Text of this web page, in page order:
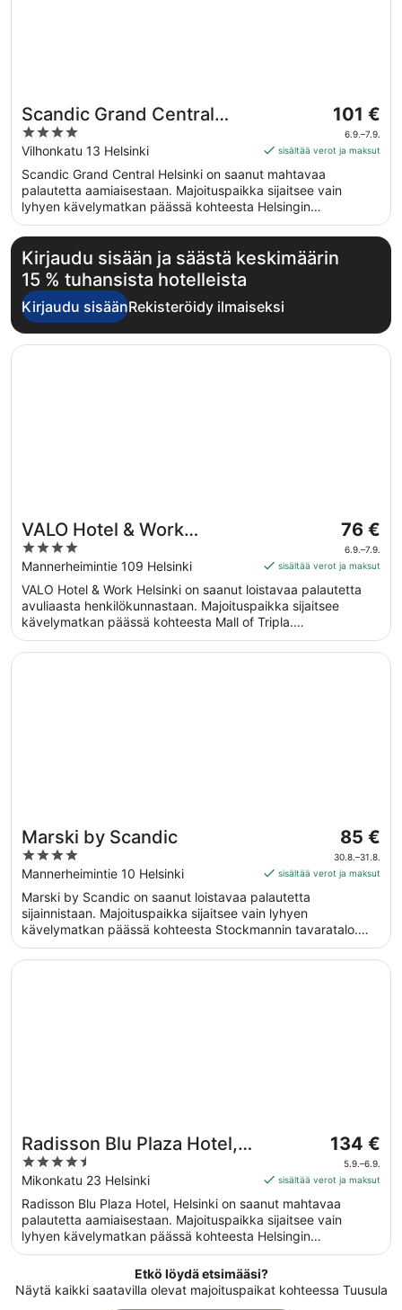
Scandic Grand Central
Helsinki
4
out
of
5
Vilhonkatu 13 Helsinki
Hinta
on
101 €
yö
viiva
7.9.
101 €
6.9.–7.9.
sisältää verot ja maksut
Scandic Grand Central Helsinki on saanut mahtavaa
palautetta aamiaisestaan. Majoituspaikka sijaitsee vain
lyhyen kävelymatkan päässä kohteesta Helsingin
tuomiokirkko. Majoituspaikassa on saatavilla ilmainen Wi-Fi
yleisissä tiloissa, ravintola ja kuntokeskus. Tämän
majoituspaikan tarjoamiin lemmikkipalveluihin kuuluvat
ruoka- ja vesikulhot ja hihnattomaan ulkoiluun tarkoitettu
alue.
Kirjaudu sisään ja säästä keskimäärin
15 % tuhansista hotelleista
Kirjaudu sisäänRekisteröidy ilmaiseksi
VALO Hotel & Work
Helsinki
4
out
of
5
Mannerheimintie 109 Helsinki
Hinta
on
76 €
yö
viiva
76 €
6.9.–7.9.
sisältää verot ja maksut
VALO Hotel & Work Helsinki on saanut loistavaa palautetta
avuliaasta henkilökunnastaan. Majoituspaikka sijaitsee
kävelymatkan päässä kohteesta Mall of Tripla.
Majoituspaikassa on saatavilla ilmainen Wi-Fi yleisissä
tiloissa, sisäuima-allas ja ravintola. Tämän majoituspaikan
Avautuu uuteen ikkunaan
VALO Hotel & Work Helsinki
Marski by Scandic
4
out
of
5
Mannerheimintie 10 Helsinki
Hinta
on
85 €
ajalle
viiva
85 €
30.8.–31.8.
sisältää verot ja maksut
Marski by Scandic on saanut loistavaa palautetta
sijainnistaan. Majoituspaikka sijaitsee vain lyhyen
kävelymatkan päässä kohteesta Stockmannin tavaratalo.
Majoituspaikka tarjoaa esimerkiksi ilmaisen Wi-Fi-yhteyden
yleisissä tiloissa sekä ravintolan ja kuntosalin. Tämän
Avautuu uuteen ikkunaan
Marski by Scandic
Radisson Blu Plaza Hotel,
Helsinki
4.5
out
of
5
Mikonkatu 23 Helsinki
Hinta
on
134 €
yö
6.9.
134 €
5.9.–6.9.
sisältää verot ja maksut
Radisson Blu Plaza Hotel, Helsinki on saanut mahtavaa
palautetta aamiaisestaan. Majoituspaikka sijaitsee vain
lyhyen kävelymatkan päässä kohteesta Helsingin
tuomiokirkko. Majoituspaikassa on saatavilla ilmainen Wi-Fi
yleisissä tiloissa, ravintola ja kuntokeskus. Tämän
majoituspaikan tarjoamiin lemmikkipalveluihin kuuluu ruoka-
ja vesikulhot.
Avautuu uuteen ikkunaan
Radisson Blu Plaza Hotel, Helsinki
Etkö löydä etsimääsi?
Näytä kaikki saatavilla olevat majoituspaikat kohteessa Tuusula